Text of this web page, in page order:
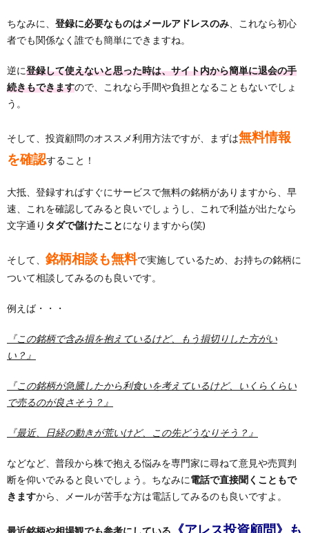
ちなみに、 登録に必要なものはメールアドレスのみ 、これなら初心
者でも関係なく誰でも簡単にできますね。
逆に登録して使えないと思った時は、サイト内から簡単に退会の手
続きもできますので、これなら手間や負担となることもないでしょ
う。
そして、投資顧問のオススメ利用方法ですが、まずは無料情報
を確認すること！
大抵、登録すればすぐにサービスで無料の銘柄がありますから、早
速、これを確認してみると良いでしょうし、これで利益が出たなら
文字通り タダで儲けたことになりますから(笑)
そして、 銘柄相談も無料で実施しているため、お持ちの銘柄に
ついて相談してみるのも良いです。
例えば・・・
『この銘柄で含み損を抱えているけど、もう損切りした方がい
い？』
『この銘柄が急騰したから利食いを考えているけど、いくらくらい
で売るのが良さそう？』
『最近、日経の動きが荒いけど、この先どうなりそう？』
などなど、普段から株で抱える悩みを専門家に尋ねて意見や売買判
断を仰いでみると良いでしょう。ちなみに電話で直接聞くこともで
きますから、メールが苦手な方は電話してみるのも良いですよ。
《アレス投資顧問》も